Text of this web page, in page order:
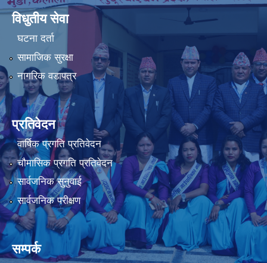
विधुतीय सेवा
घटना दर्ता
सामाजिक सुरक्षा
नागरिक वडापत्र
प्रतिवेदन
वार्षिक प्रगति प्रतिवेदन
चौमासिक प्रगति प्रतिवेदन
सार्वजनिक सुनुवाई
सार्वजनिक परीक्षण
सम्पर्क